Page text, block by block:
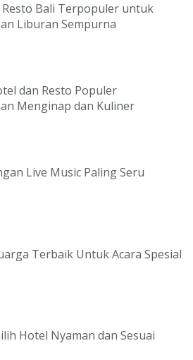
Bali Terpopuler untuk
Liburan Sempurna
dan Resto Populer
Menginap dan Kuliner
Live Music Paling Seru
Terbaik Untuk Acara Spesial
Hotel Nyaman dan Sesuai